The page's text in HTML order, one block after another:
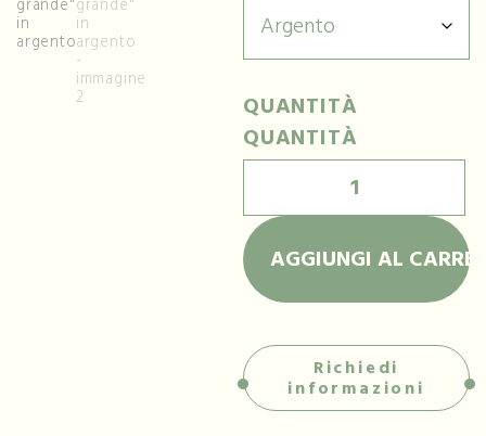
QUANTITÀ
QUANTITÀ
AGGIUNGI AL
Richiedi
informazioni